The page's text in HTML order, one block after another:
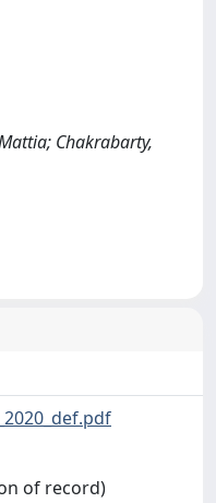
Chakrabarty,
of record)